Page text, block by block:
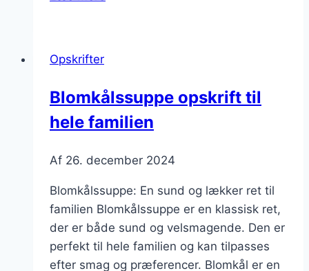
Opskrifter
Blomkålssuppe opskrift til
hele familien
Af 26. december 2024
Blomkålssuppe: En sund og lækker ret til
familien Blomkålssuppe er en klassisk ret,
der er både sund og velsmagende. Den er
perfekt til hele familien og kan tilpasses
efter smag og præferencer. Blomkål er en